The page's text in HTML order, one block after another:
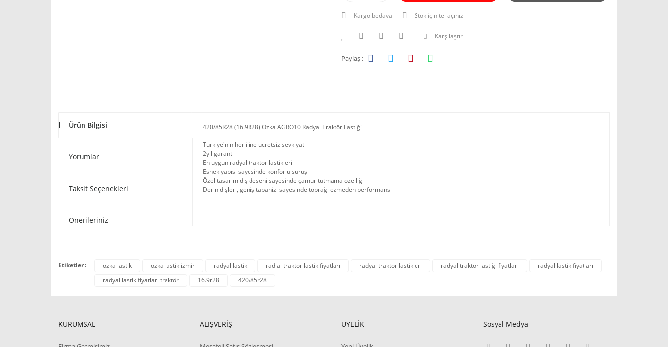
Kargo bedava Stok için tel açınız
Karşılaştır
Paylaş :
Ürün Bilgisi
Yorumlar
Taksit Seçenekleri
Önerileriniz
420/85R28 (16.9R28) Özka AGRÖ10 Radyal Traktör Lastiği
Türkiye'nin her iline ücretsiz sevkiyat
2yıl garanti
En uygun radyal traktör lastikleri
Esnek yapısı sayesinde konforlu sürüş
Özel tasarım diş deseni sayesinde çamur tutmama özelliği
Derin dişleri, geniş tabanizi sayesinde toprağı ezmeden performans
Etiketler : özka lastik özka lastik izmir radyal lastik radial traktör lastik fiyatları radyal traktör lastikleri radyal traktör lastiği fiyatları
radyal lastik fiyatları
radyal lastik fiyatları traktör
16.9r28 420/85r28
KURUMSAL ALIŞVERİŞ ÜYELİK Sosyal Medya